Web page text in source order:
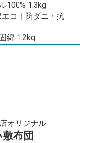
100% 1.3kg
エコ｜防ダニ・抗
綿 1.2kg
オリジナル
布団